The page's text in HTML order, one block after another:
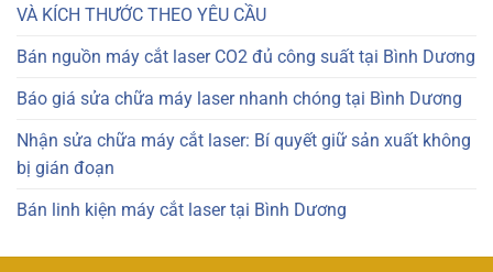
VÀ KÍCH THƯỚC THEO YÊU CẦU
Bán nguồn máy cắt laser CO2 đủ công suất tại Bình Dương
Báo giá sửa chữa máy laser nhanh chóng tại Bình Dương
Nhận sửa chữa máy cắt laser: Bí quyết giữ sản xuất không
bị gián đoạn
Bán linh kiện máy cắt laser tại Bình Dương